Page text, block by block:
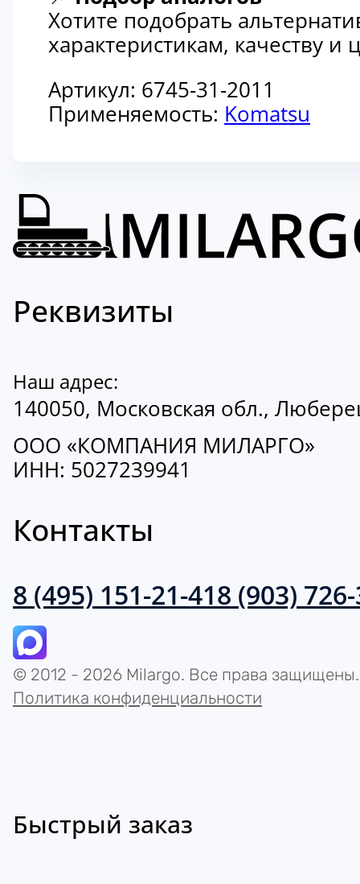
Хотите подобрать
характеристикам, качеству
Артикул: 6745-31-2011
Применяемость: Komatsu
Реквизиты
Наш адрес:
140050, Московская обл.,
ООО «КОМПАНИЯ МИЛАРГО»
ИНН: 5027239941
Контакты
8 (495) 151-21-418 (903)
© 2012 - 2026 Milargo. Все права защищены.
Политика конфиденциальности
Быстрый заказ